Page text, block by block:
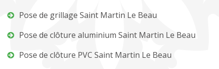
Pose de grillage Saint Martin Le Beau
Pose de clôture aluminium Saint Martin Le Beau
Pose de clôture PVC Saint Martin Le Beau